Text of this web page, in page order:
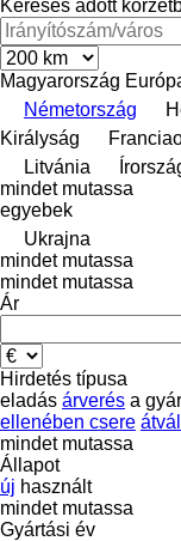
Keresés adott
Magyarország
Németország
Királyság
Litvánia
mindet mutassa
egyebek
Ukrajna
mindet mutassa
mindet mutassa
Ár
Hirdetés típusa
eladás árverés a
ellenében csere
mindet mutassa
Állapot
új használt
mindet mutassa
Gyártási év